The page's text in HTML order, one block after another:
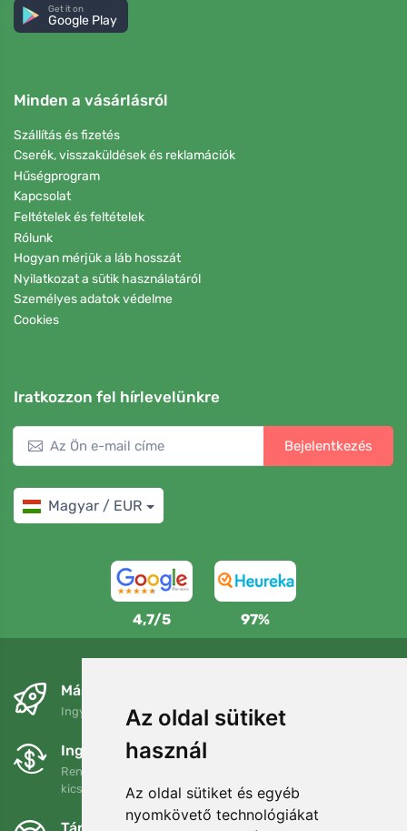
Az oldal sütiket
használ
Az oldal sütiket és egyéb
nyomkövető technológiákat
Get it on
Google Play
Minden a vásárlásról
Szállítás és fizetés
Cserék, visszaküldések és reklamációk
Hűségprogram
Kapcsolat
Feltételek és feltételek
Rólunk
Hogyan mérjük a láb hosszát
Nyilatkozat a sütik használatáról
Személyes adatok védelme
Cookies
Iratkozzon fel hírlevelünkre
Bejelentkezés
Magyar / EUR
4,7/5 97%
Másnapra és ingyenesen
Ingyenes szállítás a következő összeg felett: 80 EUR
Ingyenes csere és visszaküldés
Rendelését 90 napon belül bármikor visszaküldheti vagy
kicserélheti.